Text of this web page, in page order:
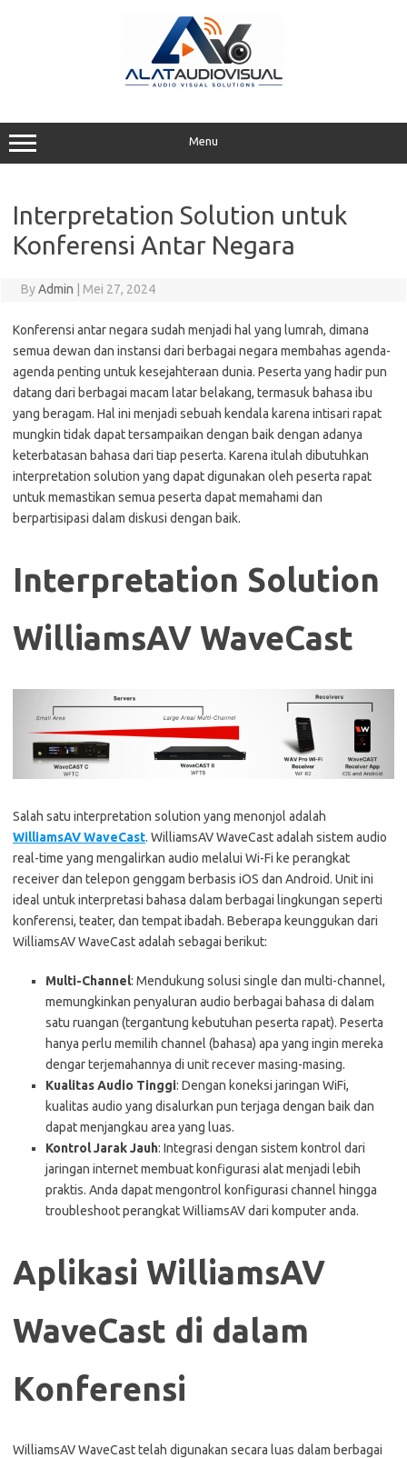
Menu
Interpretation Solution untuk
Konferensi Antar Negara
ByAdmin Mei 27, 2024
Konferensi antar negara sudah menjadi hal yang lumrah, dimana
semua dewan dan instansi dari berbagai negara membahas agenda-
agenda penting untuk kesejahteraan dunia. Peserta yang hadir pun
datang dari berbagai macam latar belakang, termasuk bahasa ibu
yang beragam. Hal ini menjadi sebuah kendala karena intisari rapat
mungkin tidak dapat tersampaikan dengan baik dengan adanya
keterbatasan bahasa dari tiap peserta. Karena itulah dibutuhkan
interpretation solution yang dapat digunakan oleh peserta rapat
untuk memastikan semua peserta dapat memahami dan
berpartisipasi dalam diskusi dengan baik.
Interpretation Solution
WilliamsAV WaveCast
Salah satu interpretation solution yang menonjol adalah
WilliamsAV WaveCast. WilliamsAV WaveCast adalah sistem audio
real-time yang mengalirkan audio melalui Wi-Fi ke perangkat
receiver dan telepon genggam berbasis iOS dan Android. Unit ini
ideal untuk interpretasi bahasa dalam berbagai lingkungan seperti
konferensi, teater, dan tempat ibadah. Beberapa keunggukan dari
WilliamsAV WaveCast adalah sebagai berikut:
Multi-Channel: Mendukung solusi single dan multi-channel,
memungkinkan penyaluran audio berbagai bahasa di dalam
satu ruangan (tergantung kebutuhan peserta rapat). Peserta
hanya perlu memilih channel (bahasa) apa yang ingin mereka
dengar terjemahannya di unit recever masing-masing.
Kualitas Audio Tinggi: Dengan koneksi jaringan WiFi,
kualitas audio yang disalurkan pun terjaga dengan baik dan
dapat menjangkau area yang luas.
Kontrol Jarak Jauh: Integrasi dengan sistem kontrol dari
jaringan internet membuat konfigurasi alat menjadi lebih
praktis. Anda dapat mengontrol konfigurasi channel hingga
troubleshoot perangkat WilliamsAV dari komputer anda.
Aplikasi WilliamsAV
WaveCast di dalam
Konferensi
WilliamsAV WaveCast telah digunakan secara luas dalam berbagai